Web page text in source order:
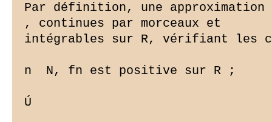
Par définition, une
, continues par morceaux et
intégrables sur R, vérifiant les
n  N, fn est positive sur R ;
Ú